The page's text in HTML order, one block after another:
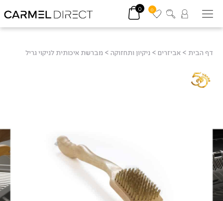
0
0
דף הבית > אביזרים > ניקיון ותחזוקה > מברשת איכותית לניקוי גריל